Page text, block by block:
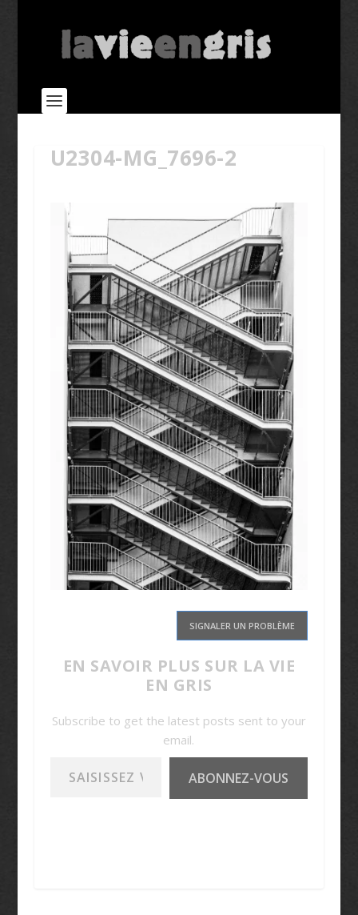
U2304-MG_7696-2
SIGNALER UN PROBLÈME
EN SAVOIR PLUS SUR LA VIE
EN GRIS
Subscribe to get the latest posts sent to your
email.
ABONNEZ-VOUS